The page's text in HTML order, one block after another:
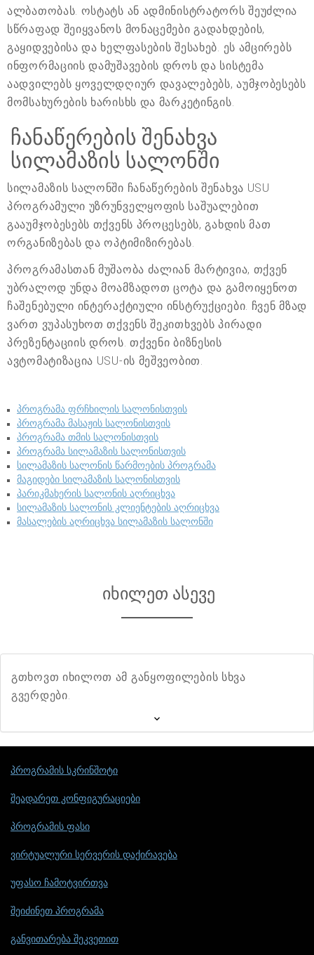
ალბათობას. ოსტატს ან ადმინისტრატორს შეუძლია
სწრაფად შეიყვანოს მონაცემები გადახდების,
გაყიდვებისა და ხელფასების შესახებ. ეს ამცირებს
ინფორმაციის დამუშავების დროს და სისტემა
აადვილებს ყოველდღიურ დავალებებს, აუმჯობესებს
მომსახურების ხარისხს და მარკეტინგის.
ჩანაწერების შენახვა
სილამაზის სალონში
სილამაზის სალონში ჩანაწერების შენახვა USU
პროგრამული უზრუნველყოფის საშუალებით
გააუმჯობესებს თქვენს პროცესებს, გახდის მათ
ორგანიზებას და ოპტიმიზირებას.
პროგრამასთან მუშაობა ძალიან მარტივია, თქვენ
უბრალოდ უნდა მოამზადოთ ცოტა და გამოიყენოთ
ჩაშენებული ინტერაქტიული ინსტრუქციები. ჩვენ მზად
ვართ ვუპასუხოთ თქვენს შეკითხვებს პირადი
პრეზენტაციის დროს. თქვენი ბიზნესის
ავტომატიზაცია USU-ის მეშვეობით.
პროგრამა ფრჩხილის სალონისთვის
პროგრამა მასაჟის სალონისთვის
პროგრამა თმის სალონისთვის
პროგრამა სილამაზის სალონისთვის
სილამაზის სალონის წარმოების პროგრამა
მაგიდები სილამაზის სალონისთვის
პარიკმახერის სალონის აღრიცხვა
სილამაზის სალონის კლიენტების აღრიცხვა
მასალების აღრიცხვა სილამაზის სალონში
იხილეთ ასევე
გთხოვთ იხილოთ ამ განყოფილების სხვა
გვერდები.
პროგრამის სკრინშოტი
შეადარეთ კონფიგურაციები
პროგრამის ფასი
ვირტუალური სერვერის დაქირავება
უფასო ჩამოტვირთვა
შეიძინეთ პროგრამა
განვითარება შეკვეთით